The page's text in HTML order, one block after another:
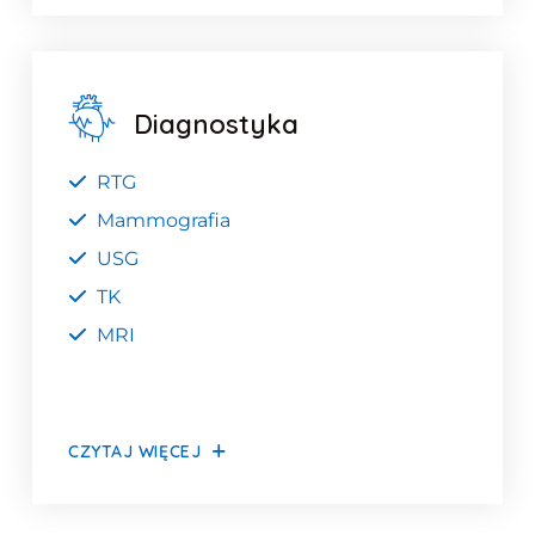
Diagnostyka
RTG
Mammografia
USG
TK
MRI
CZYTAJ WIĘCEJ